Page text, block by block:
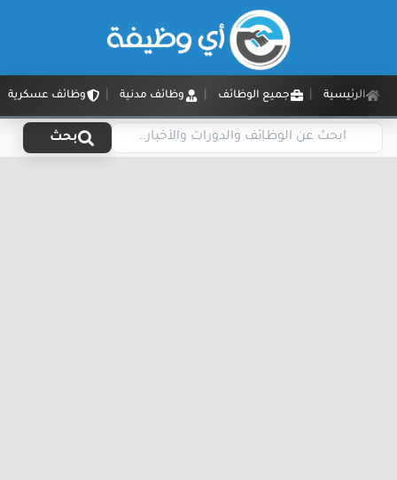
الرئيسية جميع الوظائف وظائف مدنية وظائف عسكرية
بحث